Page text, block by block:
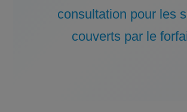
consultation pour les
couverts par le